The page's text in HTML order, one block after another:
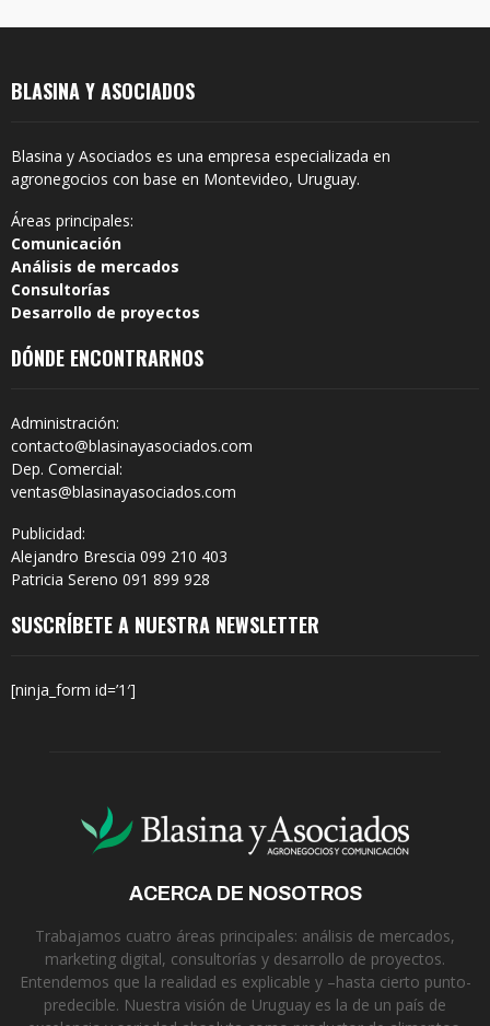
BLASINA Y ASOCIADOS
Blasina y Asociados es una empresa especializada en
agronegocios con base en Montevideo, Uruguay.
Áreas principales:
Comunicación
Análisis de mercados
Consultorías
Desarrollo de proyectos
DÓNDE ENCONTRARNOS
Administración:
contacto@blasinayasociados.com
Dep. Comercial:
ventas@blasinayasociados.com
Publicidad:
Alejandro Brescia 099 210 403
Patricia Sereno 091 899 928
SUSCRÍBETE A NUESTRA NEWSLETTER
[ninja_form id=’1′]
ACERCA DE NOSOTROS
Trabajamos cuatro áreas principales: análisis de mercados,
marketing digital, consultorías y desarrollo de proyectos.
Entendemos que la realidad es explicable y –hasta cierto punto-
predecible. Nuestra visión de Uruguay es la de un país de